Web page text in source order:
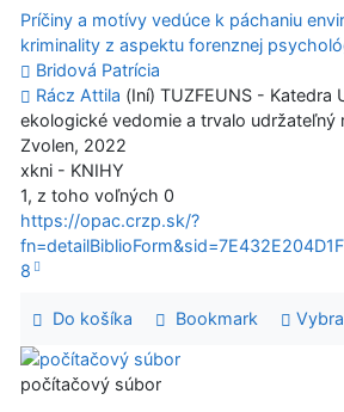
Príčiny a motívy vedúce k páchaniu
kriminality z aspektu forenznej
Bridová Patrícia
Rácz Attila (Iní) TUZFEUNS - Katedra
ekologické vedomie a trvalo udržateľný
Zvolen, 2022
xkni - KNIHY
1, z toho voľných 0
https://opac.crzp.sk/?
8
Do košíka Bookmark
počítačový súbor